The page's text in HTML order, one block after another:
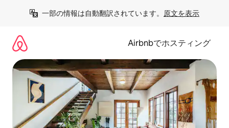
一部の情報は自動翻訳されています。 原文を表示
Airbnbでホスティング